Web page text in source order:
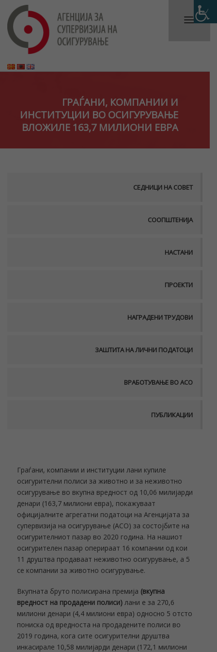
ГРАЃАНИ, КОМПАНИИ И
ИНСТИТУЦИИ ВО ОСИГУРУВАЊЕ
ВЛОЖИЛЕ 163,7 МИЛИОНИ ЕВРА
СЕДНИЦИ НА СОВЕТ
СООПШТЕНИЈА
НАСТАНИ
ПРОЕКТИ
НАГРАДЕНИ ТРУДОВИ
ЗАШТИТА НА ЛИЧНИ ПОДАТОЦИ
ВРАБОТУВАЊЕ ВО АСО
ПУБЛИКАЦИИ
Граѓани, компании и институции лани купиле
осигурителни полиси за животно и за неживотно
осигурување во вкупна вредност од 10,06 милијарди
денари (163,7 милиони евра), покажуваат
официјалните агрегатни податоци на Агенцијата за
супервизија на осигурување (АСО) за состојбите на
осигурителниот пазар во 2020 година. На нашиот
осигурителен пазар оперираат 16 компании од кои
11 друштва продаваат неживотно осигурување, а 5
се компании за животно осигурување.
Вкупната бруто полисирана премија (вкупна
вредност на продадени полиси) лани е за 270,6
милиони денари (4,4 милиони евра) односно 5 отсто
пониска од вредноста на продадените полиси во
2019 година, кога сите осигурителни друштва
инкасирале 10,58 милијарди денари (172,1 милиони